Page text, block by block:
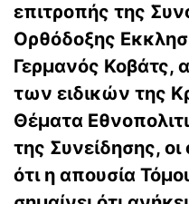
επιτροπής της
Ορθόδοξης
Γερμανός Κοβάτς,
των ειδικών της
Θέματα
της Συνείδησης, οι
ότι η απουσία